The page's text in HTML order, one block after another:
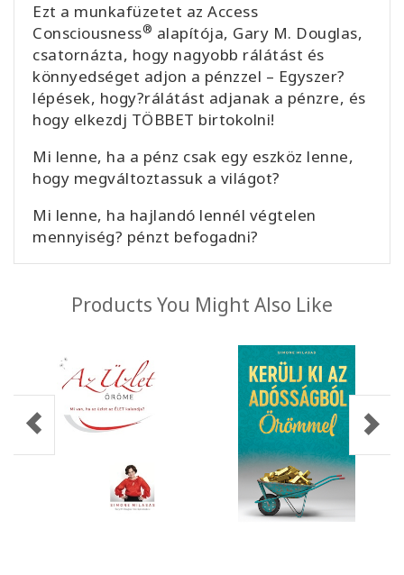
Ezt a munkafüzetet az Access
Consciousness® alapítója, Gary M. Douglas,
csatornázta, hogy nagyobb rálátást és
könnyedséget adjon a pénzzel – Egyszer?
lépések, hogy?rálátást adjanak a pénzre, és
hogy elkezdj TÖBBET birtokolni!
Mi lenne, ha a pénz csak egy eszköz lenne,
hogy megváltoztassuk a világot?
Mi lenne, ha hajlandó lennél végtelen
mennyiség? pénzt befogadni?
Products You Might Also Like